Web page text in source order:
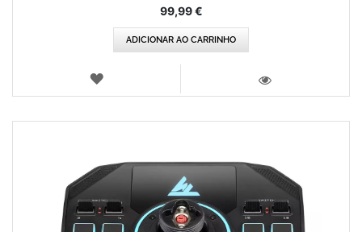
99,99 €
ADICIONAR AO CARRINHO
LISTA